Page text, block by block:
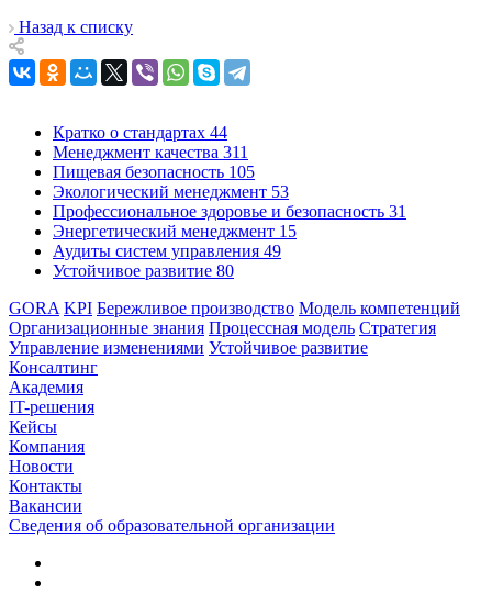
Назад к списку
Кратко о стандартах 44
Менеджмент качества 311
Пищевая безопасность 105
Экологический менеджмент 53
Профессиональное здоровье и безопасность 31
Энергетический менеджмент 15
Аудиты систем управления 49
Устойчивое развитие 80
GORA KPI Бережливое производство Модель компетенций
Организационные знания Процессная модель Стратегия
Управление изменениями Устойчивое развитие
Консалтинг
Академия
IT-решения
Кейсы
Компания
Новости
Контакты
Вакансии
Сведения об образовательной организации